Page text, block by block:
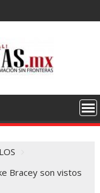
Bracey son vistos